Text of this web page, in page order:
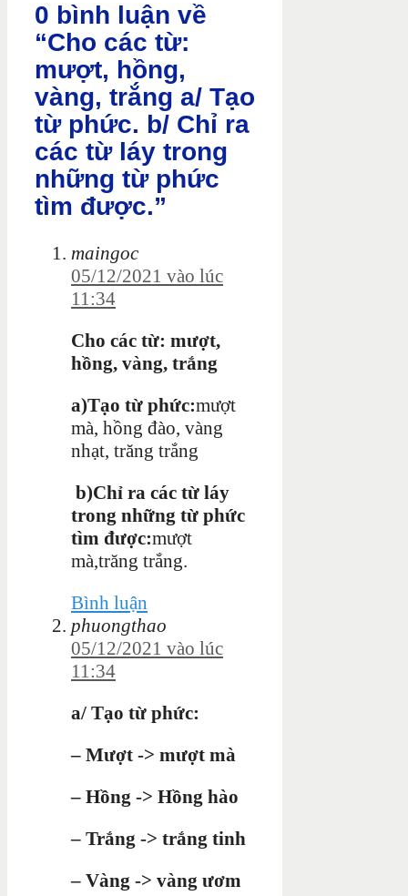
0 bình luận về
“Cho các từ:
mượt, hồng,
vàng, trắng a/ Tạo
từ phức. b/ Chỉ ra
các từ láy trong
những từ phức
tìm được.”
maingoc
05/12/2021 vào lúc
11:34
Cho các từ: mượt,
hồng, vàng, trắng
a)Tạo từ phức:mượt
mà, hồng đào, vàng
nhạt, trăng trắng
b)Chỉ ra các từ láy
trong những từ phức
tìm được:mượt
mà,trăng trắng.
Bình luận
phuongthao
05/12/2021 vào lúc
11:34
a/ Tạo từ phức:
– Mượt -> mượt mà
– Hồng -> Hồng hào
– Trắng -> trắng tinh
– Vàng -> vàng ươm